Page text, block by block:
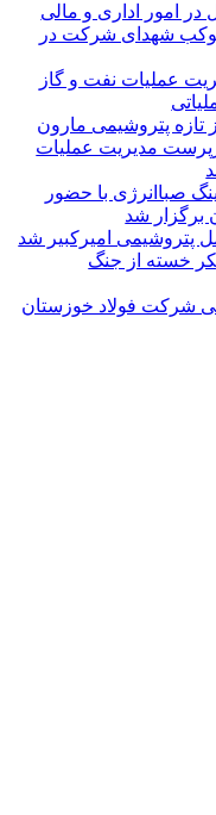
در امور اداری و مالی
شهدای شرکت در
عملیات نفت و گاز
تازه پتروشیمی مارون
مدیریت عملیات
صباانرژی با حضور
برگزار شد
پتروشیمی امیرکبیر شد
خسته‌ از جنگ
شرکت فولاد خوزستان